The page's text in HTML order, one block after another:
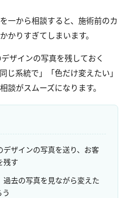
一から相談すると、施術前のカ
かりすぎてしまいます。
ザインの写真を残しておく
じ系統で」「色だけ変えたい」
談がスムーズになります。
デザインの写真を送り、お客
残す
過去の写真を見ながら変えた